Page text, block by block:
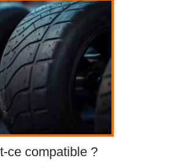
ce compatible ?